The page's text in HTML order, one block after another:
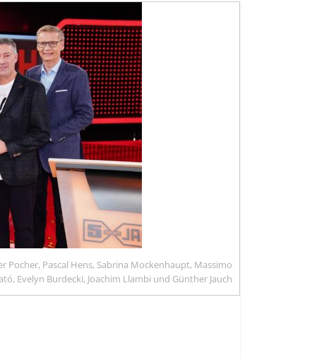
Pocher, Pascal Hens, Sabrina Mockenhaupt, Massimo
Evelyn Burdecki, Joachim Llambi und Günther Jauch